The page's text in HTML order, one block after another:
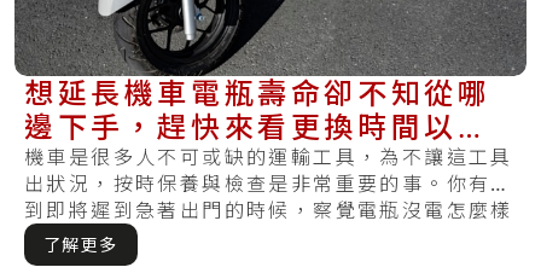
想延長機車電瓶壽命卻不知從哪
邊下手，趕快來看更換時間以及
基本的保養方法
機車是很多人不可或缺的運輸工具，為不讓這工具
出狀況，按時保養與檢查是非常重要的事。你有遇
到即將遲到急著出門的時候，察覺電瓶沒電怎麼樣
都無.....
了解更多